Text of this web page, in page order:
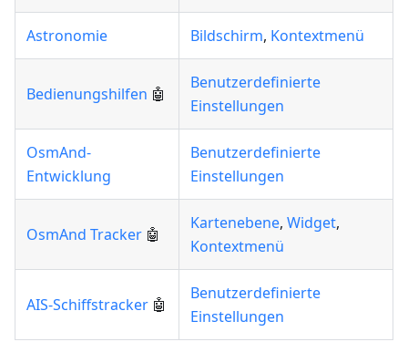
Astronomie Bildschirm, Kontextmenü
Bedienungshilfen 🤖
Benutzerdefinierte
Einstellungen
OsmAnd-
Entwicklung
Benutzerdefinierte
Einstellungen
OsmAnd Tracker 🤖
Kartenebene, Widget,
Kontextmenü
AIS-Schiffstracker 🤖
Benutzerdefinierte
Einstellungen